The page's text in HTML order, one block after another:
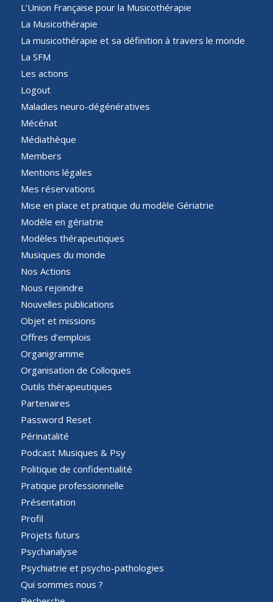
L’Union Française pour la Musicothérapie
La Musicothérapie
La musicothérapie et sa définition à travers le monde
La SFM
Les actions
Logout
Maladies neuro-dégénératives
Mécénat
Médiathèque
Members
Mentions légales
Mes réservations
Mise en place et pratique du modèle Gériatrie
Modèle en gériatrie
Modèles thérapeutiques
Musiques du monde
Nos Actions
Nous rejoindre
Nouvelles publications
Objet et missions
Offres d’emplois
Organigramme
Organisation de Colloques
Outils thérapeutiques
Partenaires
Password Reset
Périnatalité
Podcast Musiques & Psy
Politique de confidentialité
Pratique professionnelle
Présentation
Profil
Projets futurs
Psychanalyse
Psychiatrie et psycho-pathologies
Qui sommes nous ?